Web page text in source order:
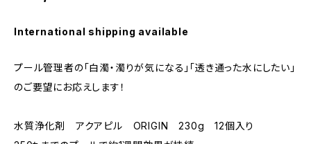
International shipping available
プール管理者の「白濁・濁りが気になる」「透き通った水にしたい」
のご要望にお応えします！
水質浄化剤 アクアピル ORIGIN 230g 12個入り